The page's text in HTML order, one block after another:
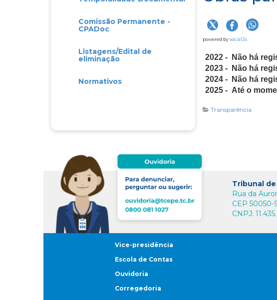
Comissão Permanente -
CPADoc
Listagens/Edital de
eliminação
Normativos
powered bysocial2s
2022 - Não há
2023 - Não há
2024 - Não há
2025 - Até o
Transparência
Tribunal
Rua da
CEP 50050-
CNPJ:
Vice-presidência
Escola de Contas
Ouvidoria
Corregedoria